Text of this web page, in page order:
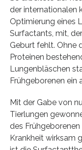
der internationalen
Optimierung eines
Surfactants, mit,
Geburt fehlt. Ohne
Proteinen
Lungenbläschen
Frühgeborenen ein
Mit der Gabe von
Tierlungen
des
Krankheit wirksam